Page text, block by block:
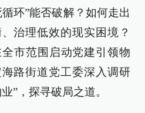
环”能否破解？如何走出
治理低效的现实困境？
市范围启动党建引领物
路街道党工委深入调研
”，探寻破局之道。